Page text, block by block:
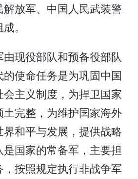
放军、中国人民武装警
。
现役部队和预备役部队
使命任务是为巩固中国
主义制度，为捍卫国家
完整，为维护国家海外
和平与发展，提供战略
国家的常备军，主要担
按照规定执行非战争军